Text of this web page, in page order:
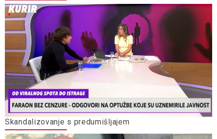
Skandalizovanje s predumišljajem